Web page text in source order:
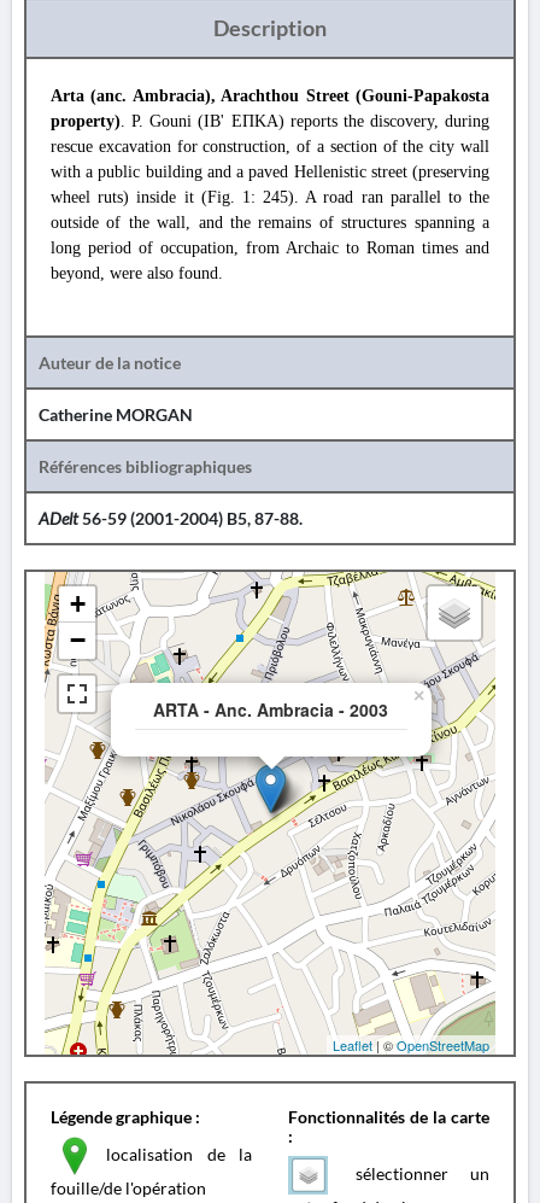
Description
Arta (anc. Ambracia), Arachthou Street (Gouni-Papakosta
property). P. Gouni (ΙΒ' ΕΠΚΑ) reports the discovery, during
rescue excavation for construction, of a section of the city wall
with a public building and a paved Hellenistic street (preserving
wheel ruts) inside it (Fig. 1: 245). A road ran parallel to the
outside of the wall, and the remains of structures spanning a
long period of occupation, from Archaic to Roman times and
beyond, were also found.
Auteur de la notice
Catherine MORGAN
Références bibliographiques
ADelt56-59 (2001-2004) B5, 87-88.
ARTA - Anc. Ambracia - 2003
×
+
−
Leaflet | ©OpenStreetMap
Légende graphique :
localisation de la
fouille/de l'opération
Fonctionnalités de la carte
:
sélectionner un